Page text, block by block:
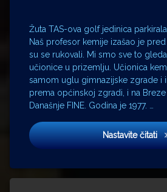
Žuta TAS-ova golf jedinica
Naš profesor kemije izašao je
su se rukovali. Mi smo sve to
učionice u prizemlju. Učionica
samom uglu gimnazijske zgrade i
prema općinskoj zgradi, i na Breze
Današnje FINE. Godina je 1977. …
Nastavite čitati
Općina
perfluorirani
ugljikovodici
Petrinja
PMF
profesor
Richard
Feynman
SDK